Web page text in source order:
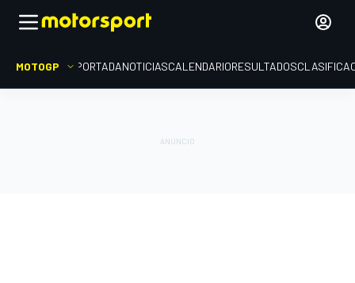
MOTOGP PORTADANOTICIASCALENDARIORESULTADOS